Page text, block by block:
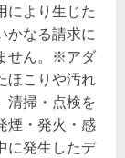
により生じた
かなる請求に
せん。※アダ
ほこりや汚れ
清掃・点検を
煙・発火・感
に発生したデ